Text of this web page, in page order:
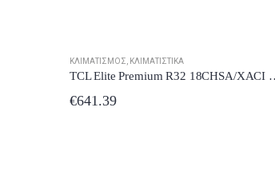
ΚΛΙΜΑΤΙΣΜΌΣ ΚΛΙΜΑΤΙΣΤΙΚΆ
Κλιματιστικό Nobu inverter Kobe Smart NBO-
€315.47